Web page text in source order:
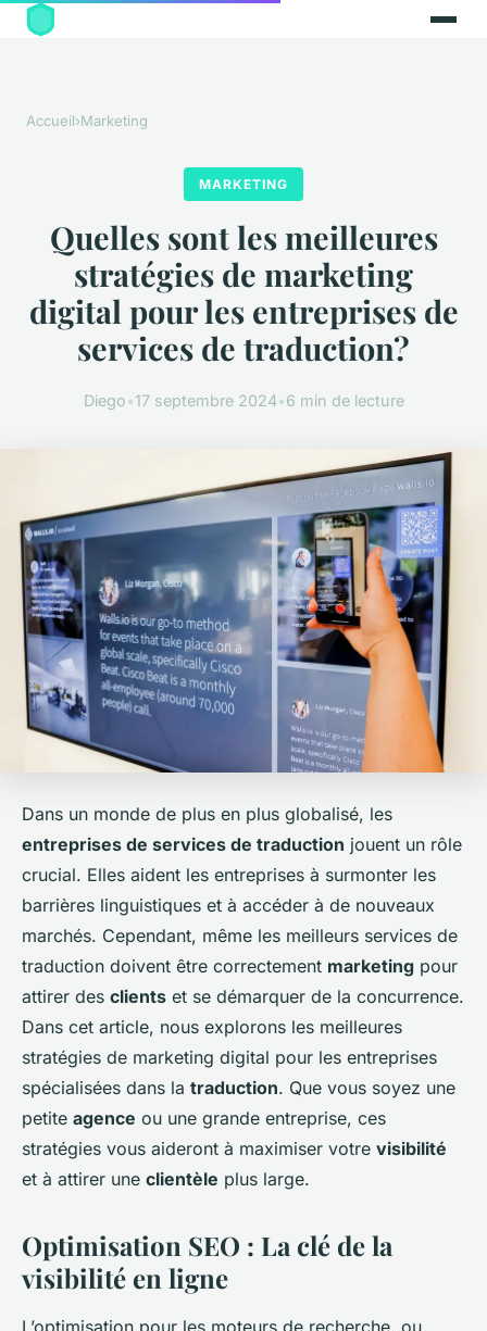
Accueil›Marketing
MARKETING
Quelles sont les meilleures
stratégies de marketing
digital pour les entreprises de
services de traduction?
Diego•17 septembre 2024•6 min de lecture
Dans un monde de plus en plus globalisé, les
entreprises de services de traduction jouent un rôle
crucial. Elles aident les entreprises à surmonter les
barrières linguistiques et à accéder à de nouveaux
marchés. Cependant, même les meilleurs services de
traduction doivent être correctement marketing pour
attirer des clients et se démarquer de la concurrence.
Dans cet article, nous explorons les meilleures
stratégies de marketing digital pour les entreprises
spécialisées dans la traduction. Que vous soyez une
petite agence ou une grande entreprise, ces
stratégies vous aideront à maximiser votre visibilité
et à attirer une clientèle plus large.
Optimisation SEO : La clé de la
visibilité en ligne